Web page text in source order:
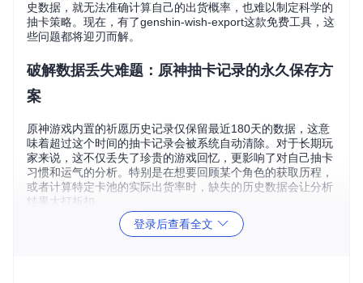
史数据，就无法准确计算自己的出货概率，也难以制定科学的
抽卡策略。现在，有了genshin-wish-export这款免费工具，这
些问题都将迎刃而解。
破解数据丢失难题：原神抽卡记录的永久保存方
案
原神游戏内置的祈愿历史记录仅保留最近180天的数据，这意
味着超过这个时间的抽卡记录会被系统自动清除。对于长期玩
家来说，这不仅丢失了珍贵的游戏回忆，更影响了对自己抽卡
习惯和运气的分析。特别是在想要回顾某个角色的获取历程，
或者计算特定卡池的实际出货率时，缺失的历史数据会让分析
结果大打折扣。
genshin-wish-export是一款专为原神玩家设计的抽卡记录导出
登录后查看全文